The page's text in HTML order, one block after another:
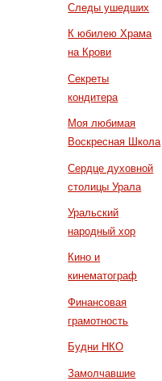
Следы ушедших
К юбилею Храма
на Крови
Секреты
кондитера
Моя любимая
Воскресная Школа
Сердце духовной
столицы Урала
Уральский
народный хор
Кино и
кинематограф
Финансовая
грамотность
Будни НКО
Замолчавшие